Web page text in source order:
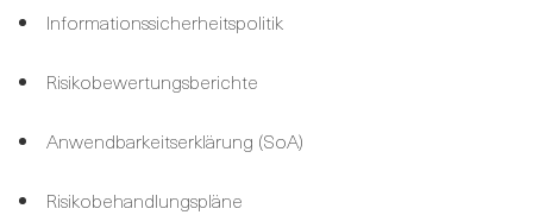
Informationssicherheitspolitik
Risikobewertungsberichte
Anwendbarkeitserklärung (SoA)
Risikobehandlungspläne